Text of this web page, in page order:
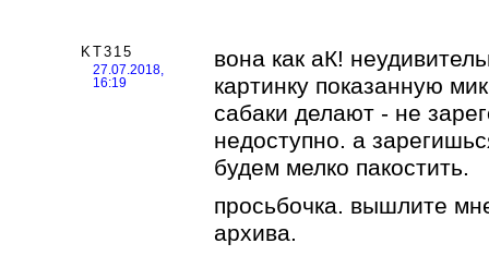
KT315
27.07.2018,
16:19
вона как аК!
картинку показанную
сабаки делают - не
недоступно. а
будем мелко пакостить.
просьбочка. вышлите
архива.